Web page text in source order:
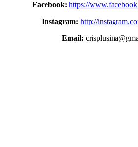
Facebook: https://
Instagram: http://
Email: